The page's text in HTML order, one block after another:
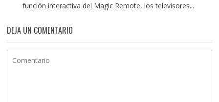
función interactiva del Magic Remote, los televisores...
DEJA UN COMENTARIO